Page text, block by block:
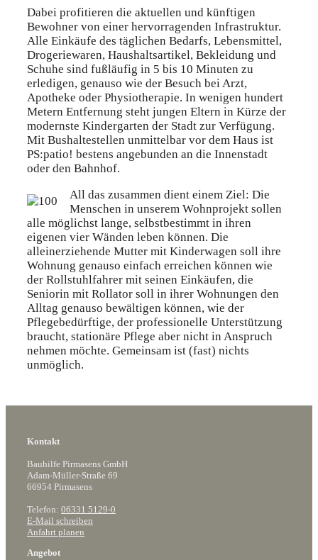
Dabei profitieren die aktuellen und künftigen
Bewohner von einer hervorragenden Infrastruktur.
Alle Einkäufe des täglichen Bedarfs, Lebensmittel,
Drogeriewaren, Haushaltsartikel, Bekleidung und
Schuhe sind fußläufig in 5 bis 10 Minuten zu
erledigen, genauso wie der Besuch bei Arzt,
Apotheke oder Physiotherapie. In wenigen hundert
Metern Entfernung steht jungen Eltern in Kürze der
modernste Kindergarten der Stadt zur Verfügung.
Mit Bushaltestellen unmittelbar vor dem Haus ist
PS:patio! bestens angebunden an die Innenstadt
oder den Bahnhof.
All das zusammen dient einem Ziel: Die
Menschen in unserem Wohnprojekt sollen
alle möglichst lange, selbstbestimmt in ihren
eigenen vier Wänden leben können. Die
alleinerziehende Mutter mit Kinderwagen soll ihre
Wohnung genauso einfach erreichen können wie
der Rollstuhlfahrer mit seinen Einkäufen, die
Seniorin mit Rollator soll in ihrer Wohnungen den
Alltag genauso bewältigen können, wie der
Pflegebedürftige, der professionelle Unterstützung
braucht, stationäre Pflege aber nicht in Anspruch
nehmen möchte. Gemeinsam ist (fast) nichts
unmöglich.
Kontakt
Bauhilfe Pirmasens GmbH
Adam-Müller-Straße 69
66954 Pirmasens
Telefon: 06331 5129-0
E-Mail schreiben
Anfahrt planen
Angebot